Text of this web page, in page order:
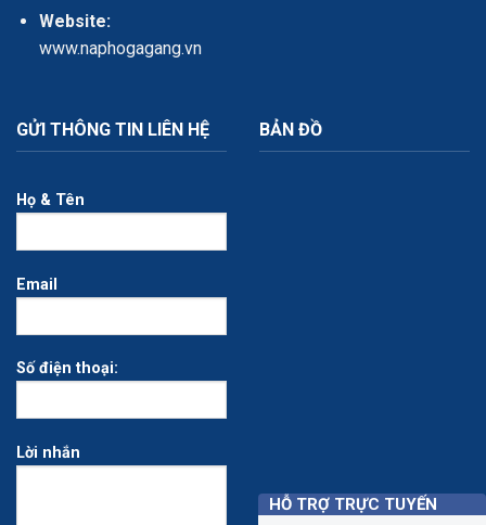
Website:
www.naphogagang.vn
GỬI THÔNG TIN LIÊN HỆ
Họ & Tên
Email
Số điện thoại:
Lời nhắn
BẢN ĐỒ
HỖ TRỢ TRỰC TUYẾN